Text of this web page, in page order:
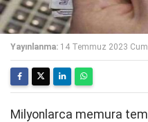
Yayınlanma: 14 Temmuz 2023
Milyonlarca memura